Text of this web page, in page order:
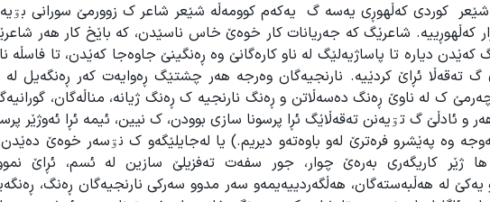
کوردی کەڵهوڕی یەسە گ یەکەم کوومەڵە شێعر شاعر ک زوورمێ سورانی بۊیە
کەڵهوڕییە. شاعرێگ کە جەریانات کار خوەێ خاس ناسێدن، کە باێخ کار هەر
کەێدن دیارە تا پاساژیەلێگ لە ناو کارەگانێ وە ڕەنگینێ جاوەجا کەێدن، تا فاسڵە
گ تەقەڵا ئڕاێ کردێیە. نارنجیەگان وەرجە هەر چشتێگ ڕەوایەت کەر ڕەنگەیل لە
ک لە ناوێ ڕەنگ دەسەڵاتن و ڕەنگ نارنجیە ک ڕەنگ ژیانە، مناڵەگان،
و ئادڵێ گ تۊیەنن تەقەڵاێگ ئڕا پرسونا سازی بوودن، ک نیین، ئیمە ئڕا ئەوژێر
وە پەێشرو فرەترێ لەو باوەتەو دیریم.) یا لەجایلێگەو ک نۊسەر خوەێ دەێدن
ژێر کاریگەری بەرەێ چوار، جور سفەت تەفزیلێ سازین لە ئسم، ئڕاێ
یەکێ لە هەڵبەستەگان، هەڵگەردییەیمەو سەر مدوو سەرکی نارنجیەگان ڕەنگ،